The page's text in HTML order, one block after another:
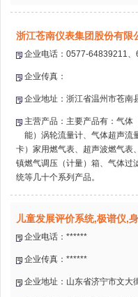
浙江苍南仪表集团股份有限
企业电话：0577-64839211
企业传真：
企业地址：浙江省温州市苍南
主营产品：主要产品有：气体
能）涡轮流量计、气体超声流
卡）家用燃气表、超声波燃气表
镇燃气调压（计量）箱、气体过
统等几十个系列产品。
儿童发展评价系统,极谱仪,
企业电话：******
企业传真：******
企业地址：山东省济宁市文大